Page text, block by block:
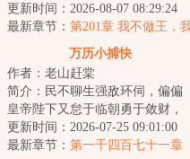
封。&lt;br/&gt;恰逢关羽兵败荆
州，被困麦城...
更新时间：2026-08-07 08:29:24
最新章节： 第201章 我不做王，
只要兵权！
万历小捕快
作者：老山赶棠
简介：民不聊生强敌环伺，偏偏
皇帝陛下又怠于临朝勇于敛财，
且看顺天府的小捕快如何除奸
佞、护山河、还民...
更新时间：2026-07-25 09:01:00
最新章节： 第一千四百七十一章